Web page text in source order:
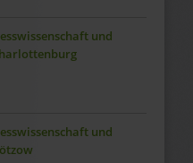
und
und